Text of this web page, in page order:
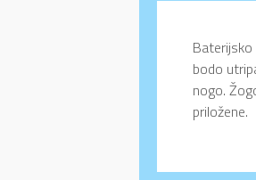
bodo
nogo.
priložene.